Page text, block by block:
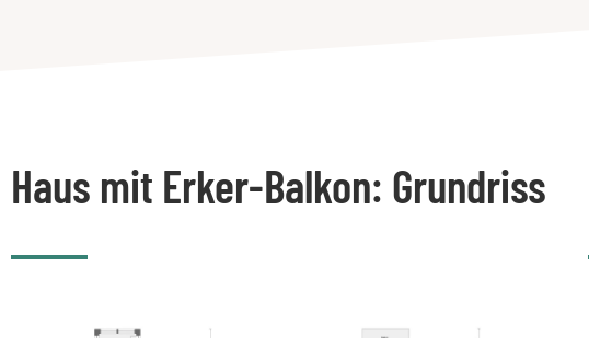
Haus mit Erker-Balkon: Grundriss